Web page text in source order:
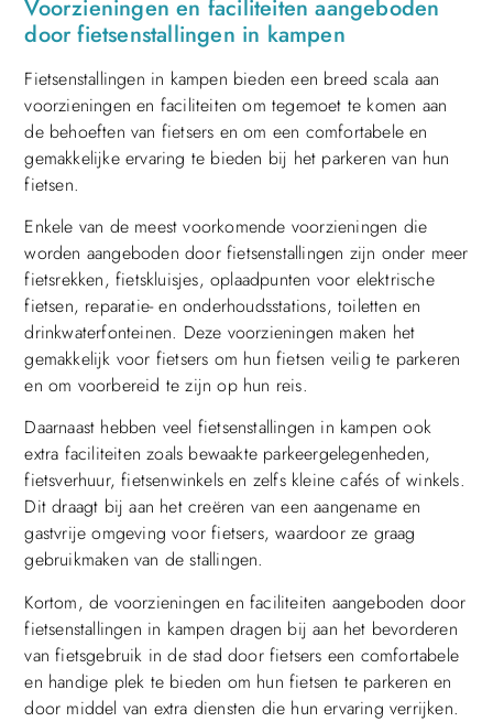
Voorzieningen en faciliteiten aangeboden
door fietsenstallingen in kampen
Fietsenstallingen in kampen bieden een breed scala aan
voorzieningen en faciliteiten om tegemoet te komen aan
de behoeften van fietsers en om een comfortabele en
gemakkelijke ervaring te bieden bij het parkeren van hun
fietsen.
Enkele van de meest voorkomende voorzieningen die
worden aangeboden door fietsenstallingen zijn onder meer
fietsrekken, fietskluisjes, oplaadpunten voor elektrische
fietsen, reparatie- en onderhoudsstations, toiletten en
drinkwaterfonteinen. Deze voorzieningen maken het
gemakkelijk voor fietsers om hun fietsen veilig te parkeren
en om voorbereid te zijn op hun reis.
Daarnaast hebben veel fietsenstallingen in kampen ook
extra faciliteiten zoals bewaakte parkeergelegenheden,
fietsverhuur, fietsenwinkels en zelfs kleine cafés of winkels.
Dit draagt bij aan het creëren van een aangename en
gastvrije omgeving voor fietsers, waardoor ze graag
gebruikmaken van de stallingen.
Kortom, de voorzieningen en faciliteiten aangeboden door
fietsenstallingen in kampen dragen bij aan het bevorderen
van fietsgebruik in de stad door fietsers een comfortabele
en handige plek te bieden om hun fietsen te parkeren en
door middel van extra diensten die hun ervaring verrijken.